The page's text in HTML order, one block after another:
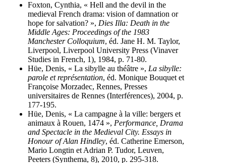
Foxton, Cynthia, « Hell and the devil in the
medieval French drama: vision of damnation or
hope for salvation? », Dies Illa: Death in the
Middle Ages: Proceedings of the 1983
Manchester Colloquium, éd. Jane H. M. Taylor,
Liverpool, Liverpool University Press (Vinaver
Studies in French, 1), 1984, p. 71-80.
Hüe, Denis, « La sibylle au théâtre », La sibylle:
parole et représentation, éd. Monique Bouquet et
Françoise Morzadec, Rennes, Presses
universitaires de Rennes (Interférences), 2004, p.
177-195.
Hüe, Denis, « La campagne à la ville: bergers et
animaux à Rouen, 1474 », Performance, Drama
and Spectacle in the Medieval City. Essays in
Honour of Alan Hindley, éd. Catherine Emerson,
Mario Longtin et Adrian P. Tudor, Leuven,
Peeters (Synthema, 8), 2010, p. 295-318.